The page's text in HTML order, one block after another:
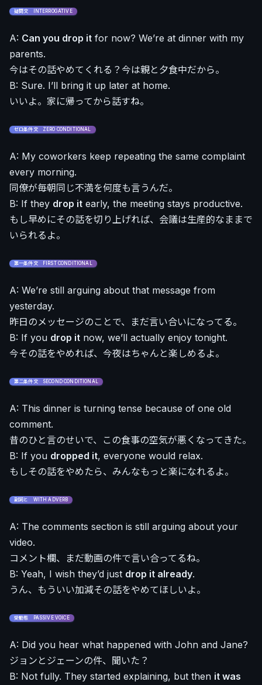
疑問文 INTERROGATIVE
A: Can you drop it for now? We’re at dinner with my
parents.
今はその話やめてくれる？今は親と夕食中だから。
B: Sure. I’ll bring it up later at home.
いいよ。家に帰ってから話すね。
ゼロ条件文 ZERO CONDITIONAL
A: My coworkers keep repeating the same complaint
every morning.
同僚が毎朝同じ不満を何度も言うんだ。
B: If they drop it early, the meeting stays productive.
もし早めにその話を切り上げれば、会議は生産的なままで
いられるよ。
第一条件文 FIRST CONDITIONAL
A: We’re still arguing about that message from
yesterday.
昨日のメッセージのことで、まだ言い合いになってる。
B: If you drop it now, we’ll actually enjoy tonight.
今その話をやめれば、今夜はちゃんと楽しめるよ。
第二条件文 SECOND CONDITIONAL
A: This dinner is turning tense because of one old
comment.
昔のひと言のせいで、この食事の空気が悪くなってきた。
B: If you dropped it, everyone would relax.
もしその話をやめたら、みんなもっと楽になれるよ。
副詞と WITH ADVERB
A: The comments section is still arguing about your
video.
コメント欄、まだ動画の件で言い合ってるね。
B: Yeah, I wish they’d just drop it already.
うん、もういい加減その話をやめてほしいよ。
受動態 PASSIVE VOICE
A: Did you hear what happened with John and Jane?
ジョンとジェーンの件、聞いた？
B: Not fully. They started explaining, but then it was